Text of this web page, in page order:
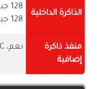
الذاكرة الداخلية
128 جيجا بايت 6 جيجا بايت رام
128 جيجا بايت 8 جيجا بايت رام
منفذ ذاكرة
إضافية
نعم، microSDXC (فتحة مخصصة)